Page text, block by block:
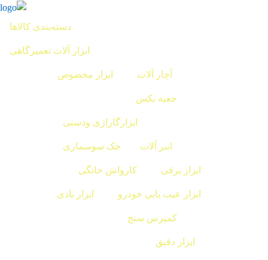
دسته‌بندی کالاها
ابزار آلات تعمیرگاهی
آچار آلات ابزار مخصوص
جعبه بکس
ابزارگاراژی ودستی
انبر آلات جک سوسماری
ابزار برقی کارواش خانگی
ابزار عیب یابی خودرو
کمپرس سنج
ابزار بادی
ابزار دقیق